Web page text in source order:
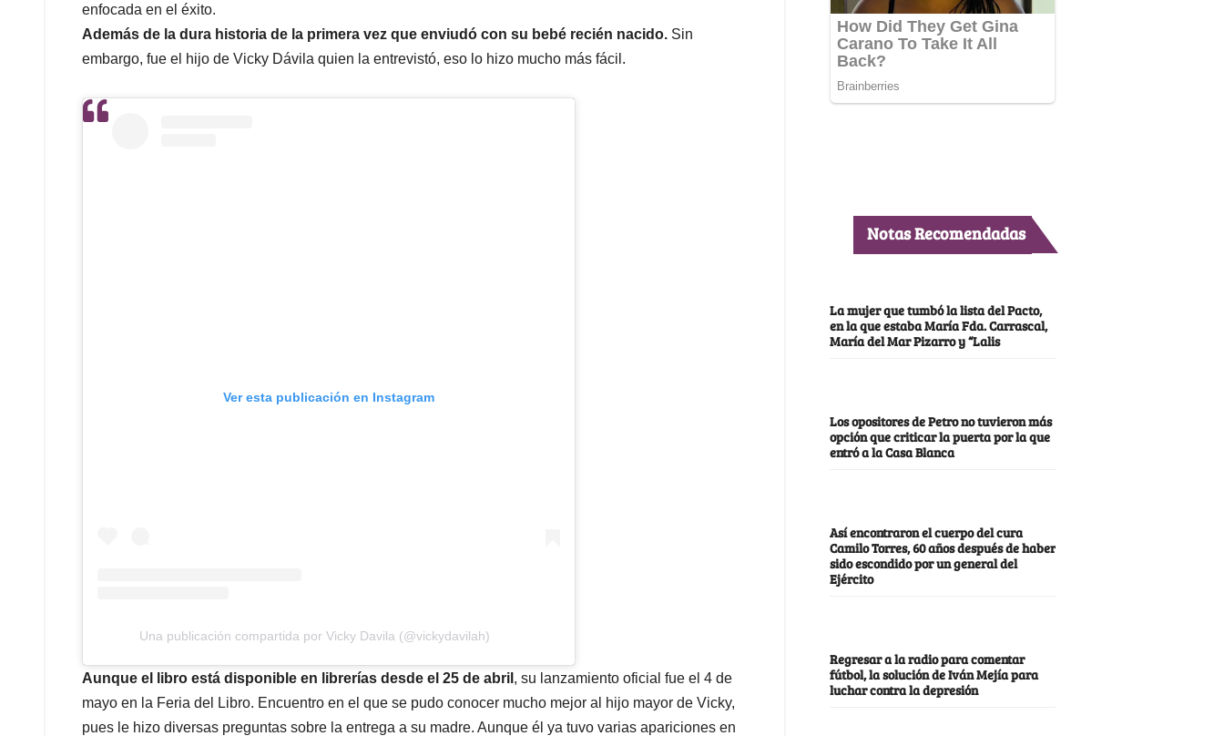
enfocada en el éxito.
Además de la dura historia de la primera vez que enviudó con su bebé recién nacido. Sin
embargo, fue el hijo de Vicky Dávila quien la entrevistó, eso lo hizo mucho más fácil.
Ver esta publicación en Instagram
Una publicación compartida por Vicky Davila (@vickydavilah)
Aunque el libro está disponible en librerías desde el 25 de abril , su lanzamiento oficial fue el 4 de
mayo en la Feria del Libro. Encuentro en el que se pudo conocer mucho mejor al hijo mayor de Vicky,
pues le hizo diversas preguntas sobre la entrega a su madre. Aunque él ya tuvo varias apariciones en
Notas Recomendadas
La mujer que tumbó la lista del Pacto,
en la que estaba María Fda. Carrascal,
María del Mar Pizarro y “Lalis
Los opositores de Petro no tuvieron más
opción que criticar la puerta por la que
entró a la Casa Blanca
Así encontraron el cuerpo del cura
Camilo Torres, 60 años después de haber
sido escondido por un general del
Ejército
Regresar a la radio para comentar
fútbol, la solución de Iván Mejía para
luchar contra la depresión